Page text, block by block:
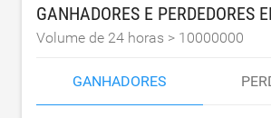
GANHADORES E PERDEDORES
Volume de 24 horas > 10000000
GANHADORES